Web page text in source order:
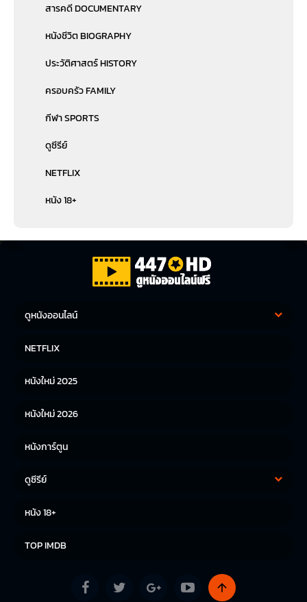
สารคดี DOCUMENTARY
หนังชีวิต BIOGRAPHY
ประวัติศาสตร์ HISTORY
ครอบครัว FAMILY
กีฬา SPORTS
ดูซีรีย์
NETFLIX
หนัง 18+
ดูหนังออนไลน์
หนังญี่ปุ่น
NETFLIX
หนังใหม่ 2025
หนังใหม่ 2026
หนังการ์ตูน
ดูซีรีย์
หนัง 18+
TOP IMDB